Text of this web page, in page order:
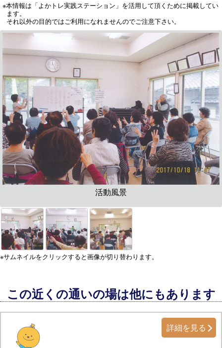
※本情報は「よかトレ実践ステーション」を活用して頂くために掲載してい
ます。
それ以外の目的ではご利用になれませんのでご注意下さい。
活動風景
※サムネイルをクリックすると画像が切り替わります。
この近くの通いの場は他にもあります
詳細を見る